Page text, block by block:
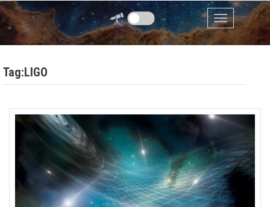
Przejdź do zawartości
Menu
Tag:LIGO